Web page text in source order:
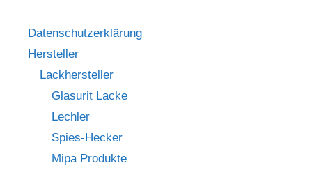
Datenschutzerklärung
Hersteller
Lackhersteller
Glasurit Lacke
Lechler
Spies-Hecker
Mipa Produkte